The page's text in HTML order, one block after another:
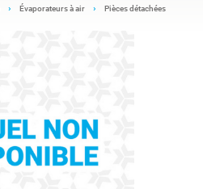
Évaporateurs à air Pièces détachées